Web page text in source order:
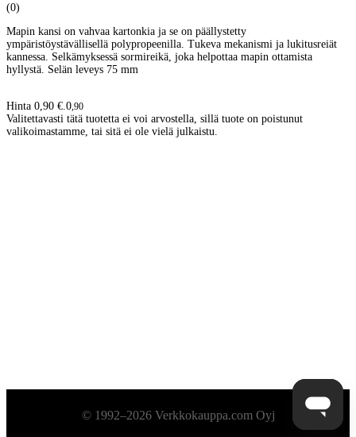
(0)
Mapin kansi on vahvaa kartonkia ja se on päällystetty
ympäristöystävällisellä polypropeenilla. Tukeva mekanismi ja lukitusreiät
kannessa. Selkämyksessä sormireikä, joka helpottaa mapin ottamista
hyllystä. Selän leveys 75 mm
Hinta 0,90 €. 0,90
Valitettavasti tätä tuotetta ei voi arvostella, sillä tuote on poistunut
valikoimastamme, tai sitä ei ole vielä julkaistu.
Alatunniste© 1992–2026 Verkkokauppa.com Oyj